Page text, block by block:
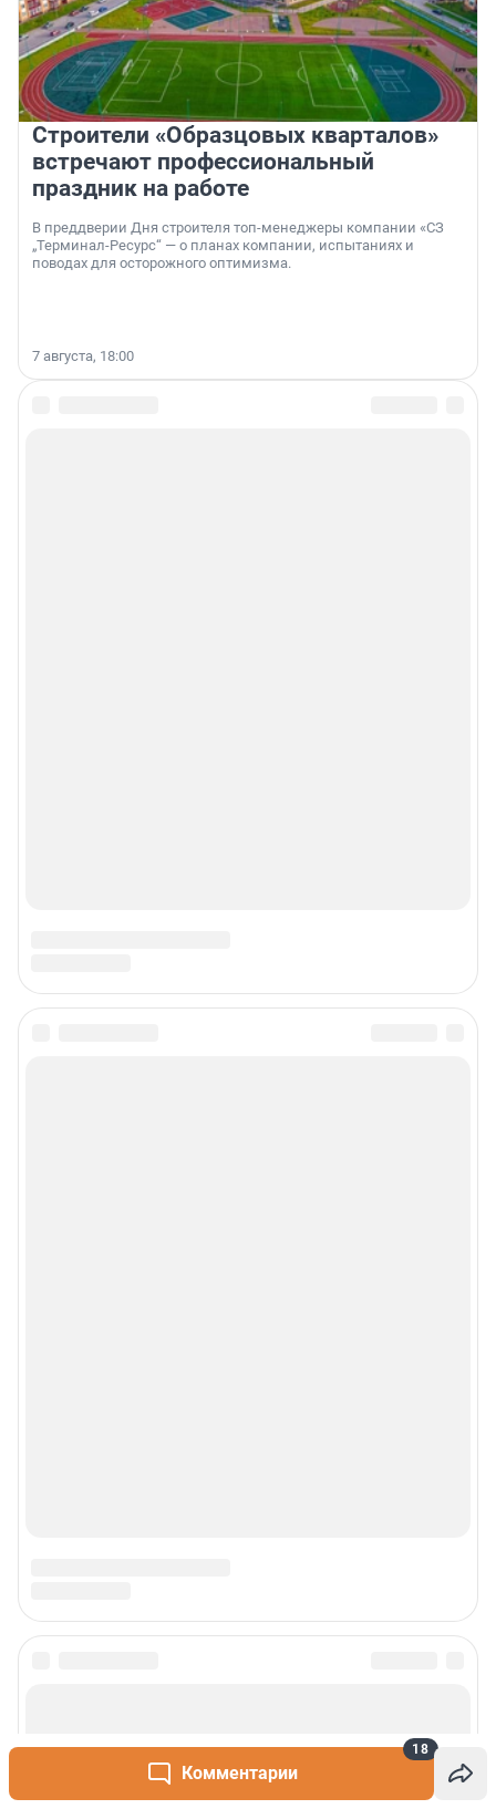
Комментарии
18
Строители «Образцовых кварталов»
встречают профессиональный
праздник на работе
В преддверии Дня строителя топ-менеджеры компании «СЗ
„Терминал-Ресурс“ — о планах компании, испытаниях и
поводах для осторожного оптимизма.
7 августа, 18:00